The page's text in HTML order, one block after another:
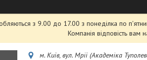
з 9.00 до 17.00 з понеділка по
Компанія відповість
м. Київ, вул. Мрії (Академіка